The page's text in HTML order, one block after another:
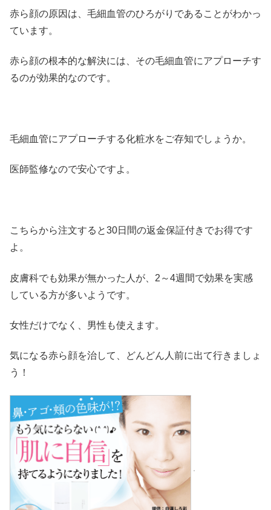
赤ら顔の原因は、毛細血管のひろがりであることがわかっ
ています。
赤ら顔の根本的な解決には、その毛細血管にアプローチす
るのが効果的なのです。
毛細血管にアプローチする化粧水をご存知でしょうか。
医師監修なので安心ですよ。
こちらから注文すると30日間の返金保証付きでお得です
よ。
皮膚科でも効果が無かった人が、2～4週間で効果を実感
している方が多いようです。
女性だけでなく、男性も使えます。
気になる赤ら顔を治して、どんどん人前に出て行きましょ
う！